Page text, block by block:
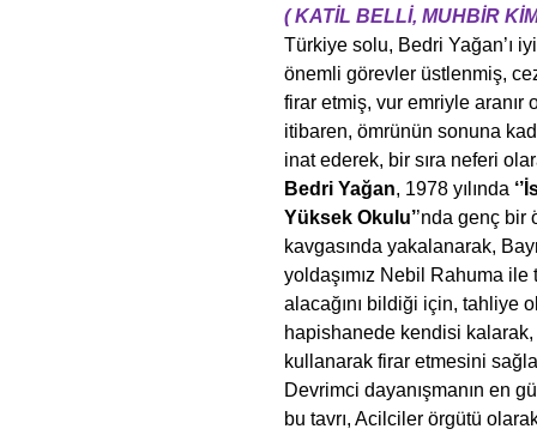
( KATİL BELLİ, MUHBİR
Türkiye solu, Bedri Yağan’ı
önemli görevler üstlenmiş,
firar etmiş, vur emriyle aranır
itibaren, ömrünün sonuna
inat ederek, bir sıra neferi
Bedri Yağan, 1978 yılında
Yüksek Okulu’’nda genç
kavgasında yakalanarak,
yoldaşımız Nebil Rahuma ile
alacağını bildiği için, tahliye
hapishanede kendisi kalarak,
kullanarak firar etmesini
Devrimci dayanışmanın en
bu tavrı, Acilciler örgütü